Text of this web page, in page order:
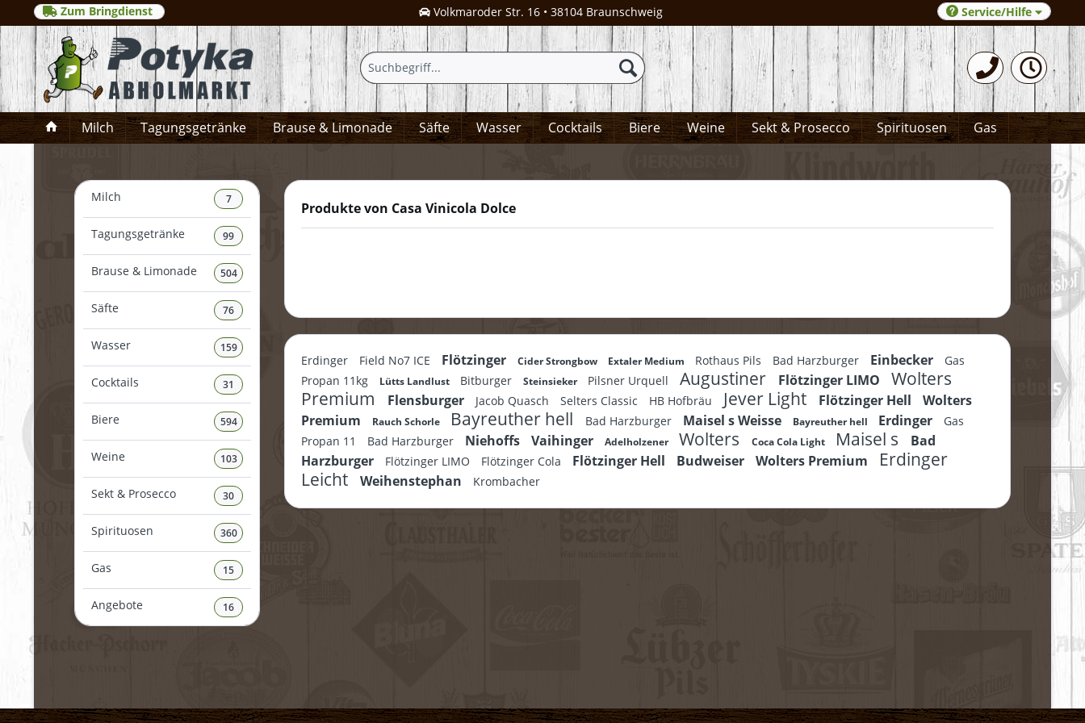
Zum Bringdienst Volkmaroder Str. 16 • 38104 Braunschweig 0531-372066
Service/Hilfe
Milch Tagungsgetränke Brause & Limonade Säfte Wasser Cocktails Biere Weine Sekt & Prosecco Spirituosen Gas
Milch 7
Tagungsgetränke 99
Brause & Limonade 504
Säfte 76
Wasser 159
Cocktails 31
Biere 594
Weine 103
Sekt & Prosecco 30
Spirituosen 360
Gas 15
Angebote 16
Produkte von Casa Vinicola Dolce
Erdinger Field No7 ICE Flötzinger Cider Strongbow Extaler Medium Rothaus Pils Bad Harzburger Einbecker
Gas
Propan 11kg
Lütts Landlust Bitburger Steinsieker Pilsner Urquell Augustiner Flötzinger LIMO
Wolters
Premium
Flensburger Jacob Quasch Selters Classic HB Hofbräu Jever Light Flötzinger Hell
Wolters
Premium
Rauch Schorle Bayreuther hell Bad Harzburger Maisel s Weisse Bayreuther hell Erdinger
Gas
Propan 11
Bad Harzburger Niehoffs Vaihinger Adelholzener Wolters Coca Cola Light Maisel s
Bad
Harzburger
Flötzinger LIMO Flötzinger Cola Flötzinger Hell Budweiser Wolters Premium
Erdinger
Leicht
Weihenstephan Krombacher